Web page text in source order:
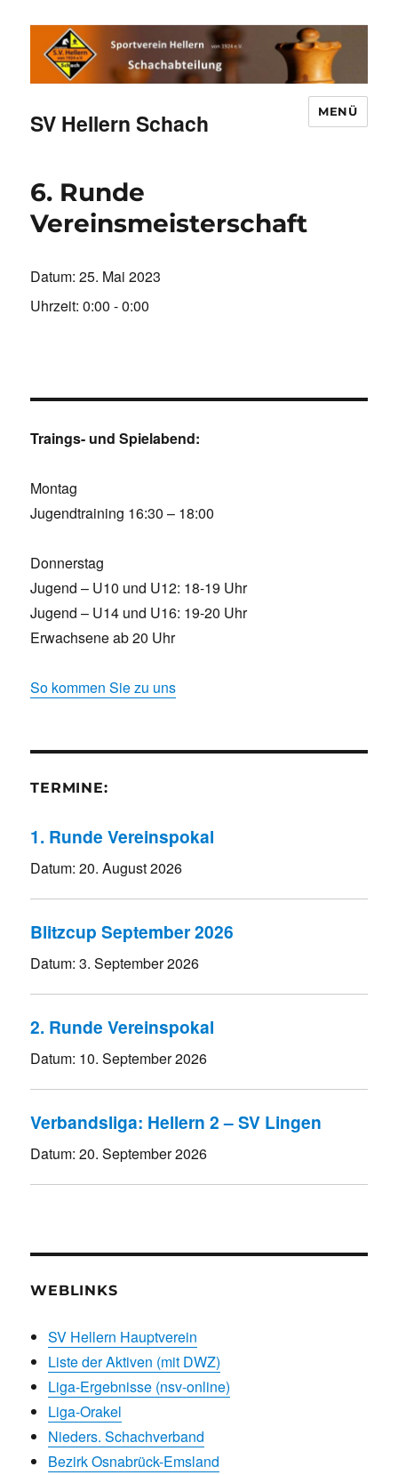
SV Hellern Schach MENÜ
6. Runde
Vereinsmeisterschaft
Datum:25. Mai 2023
Uhrzeit:0:00 - 0:00
Traings- und Spielabend:
Montag
Jugendtraining 16:30 – 18:00
Donnerstag
Jugend – U10 und U12: 18-19 Uhr
Jugend – U14 und U16: 19-20 Uhr
Erwachsene ab 20 Uhr
So kommen Sie zu uns
TERMINE:
1. Runde Vereinspokal
Datum:20. August 2026
Blitzcup September 2026
Datum:3. September 2026
2. Runde Vereinspokal
Datum: 10. September 2026
Verbandsliga: Hellern 2 – SV Lingen
Datum:20. September 2026
WEBLINKS
SV Hellern Hauptverein
Liste der Aktiven (mit DWZ)
Liga-Ergebnisse (nsv-online)
Liga-Orakel
Nieders. Schachverband
Bezirk Osnabrück-Emsland